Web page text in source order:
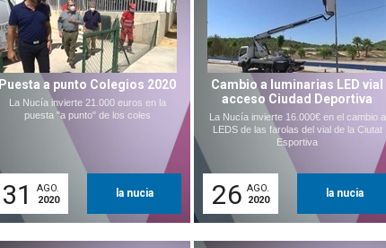
Puesta a punto Colegios 2020
La Nucía invierte 21.000 euros en la
puesta "a punto" de los coles
31
AGO.
2020
la nucia
Cambio a luminarias LED vial
acceso Ciudad Deportiva
La Nucía invierte 16.000€ en el cambio a
LEDS de las farolas del vial de la Ciutat
Esportiva
26 AGO.
2020
la nucia